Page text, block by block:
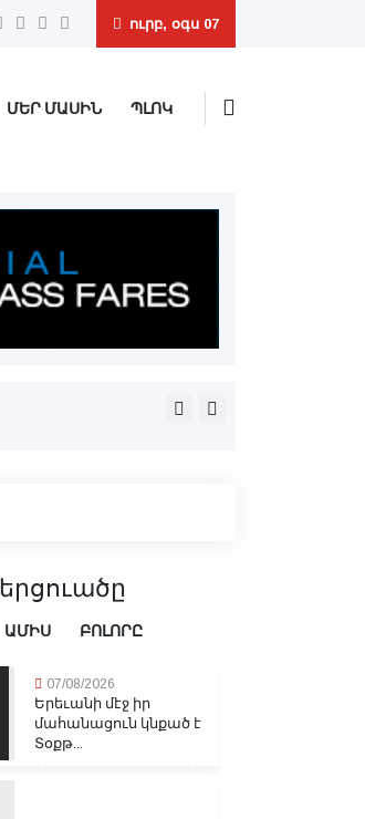
ուրբ, օգս 07
ՄԵՐ ՄԱՍԻՆ
ՊԼՈԿ
Հայաստանի մէջ ԵՄ-ին
ԱՄԻՍ ԲՈԼՈՐԸ
07/08/2026
Երեւանի մէջ իր
մահանացուն կնքած է
Տօքթ...